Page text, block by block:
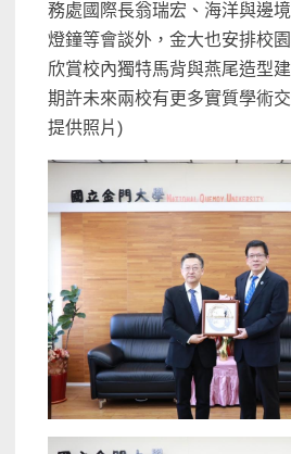
務處國際長翁瑞宏、海洋與邊
燈鐘等會談外，金大也安排校
欣賞校內獨特馬背與燕尾造型
期許未來兩校有更多實質學術
提供照片)